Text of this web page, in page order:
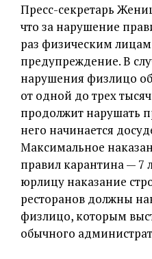
Пресс-секретарь
что за нарушение
раз физическим
предупреждение. В
нарушения физлицо
от одной до трех
продолжит нарушать
него начинается
Максимальное
правил карантина — 7
юрлицу наказание
ресторанов должны
физлицо, которым
обычного